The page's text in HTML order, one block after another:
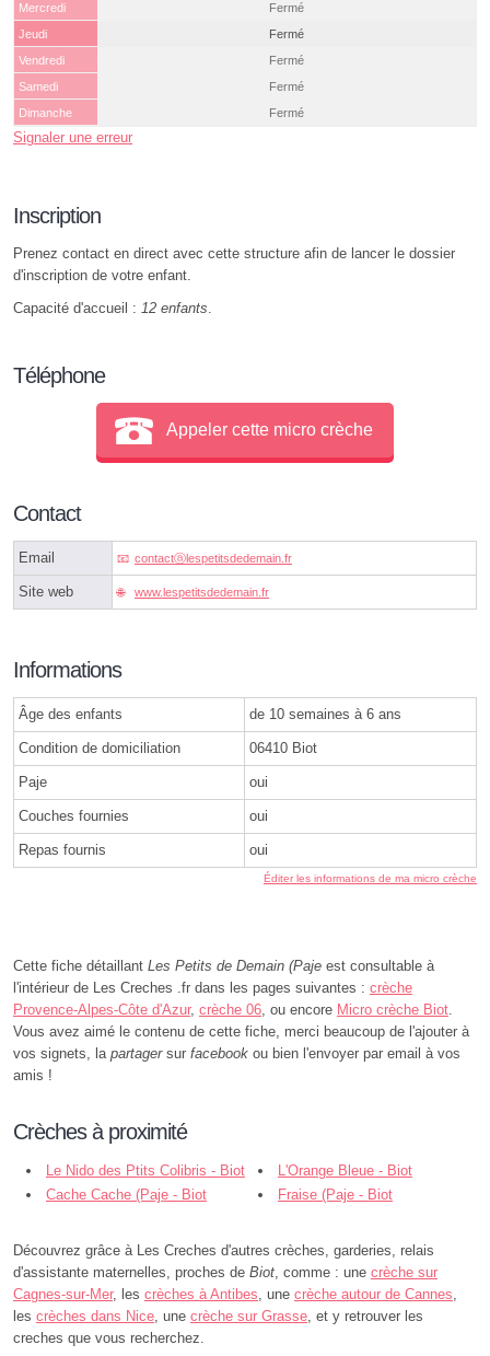
Mercredi
Fermé
Jeudi
Fermé
Vendredi
Fermé
Samedi
Fermé
Dimanche
Fermé
Signaler une erreur
Inscription
Prenez contact en direct avec cette structure afin de lancer le dossier
d'inscription de votre enfant.
Capacité d'accueil : 12 enfants
Téléphone
Appeler cette micro crèche
Contact
Email contactⓐlespetitsdedemain.fr
Site web www.lespetitsdedemain.fr
Informations
Âge des enfants de 10 semaines à 6 ans
Condition de domiciliation 06410 Biot
Paje oui
Couches fournies oui
Repas fournis oui
Éditer les informations de ma micro crèche
Cette fiche détaillant Les Petits de Demain (Paje est consultable à
l'intérieur de Les Creches .fr dans les pages suivantes : crèche
Provence-Alpes-Côte d'Azur, crèche 06 , ou encore Micro crèche Biot
Vous avez aimé le contenu de cette fiche, merci beaucoup de l'ajouter à
vos signets, la partagersur facebook ou bien l'envoyer par email à vos
amis !
Crèches à proximité
Le Nido des Ptits Colibris - Biot
L'Orange Bleue - Biot
Cache Cache (Paje - Biot
Fraise (Paje - Biot
Découvrez grâce à Les Creches d'autres crèches, garderies, relais
d'assistante maternelles, proches de Biot , comme : une crèche sur
Cagnes-sur-Mer, les crèches à Antibes , une crèche autour de Cannes
les crèches dans Nice , une crèche sur Grasse , et y retrouver les
creches que vous recherchez.